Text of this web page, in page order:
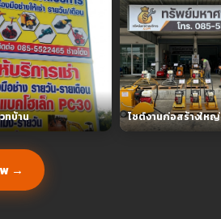
ทบ้าน ไซต์งานก่อสร้างใหญ่
→